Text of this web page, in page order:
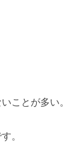
ことが多い。
。